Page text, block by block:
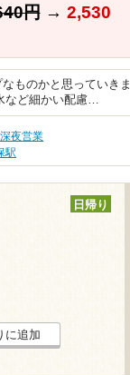
円→ 2,530
ものかと思っていきま
など細かい配慮…
夜営業
駅
日帰り
に追加